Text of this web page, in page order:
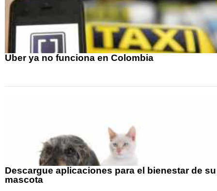
Uber ya no funciona en Colombia
Descargue aplicaciones para el bienestar de su
mascota